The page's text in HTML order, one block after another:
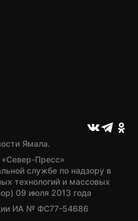
Ямала.
«Север-Пресс»
службе по надзору в
технологий и массовых
09 июля 2013 года
ИА № ФС77-54686